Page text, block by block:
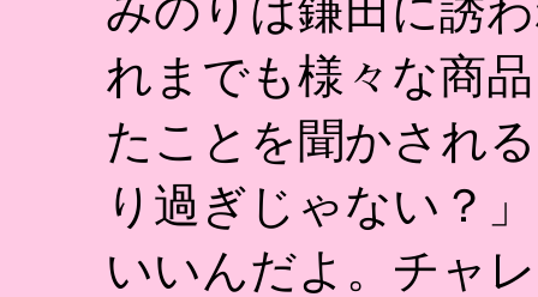
みのりは鎌田に誘
れまでも様々な商
たことを聞かされ
り過ぎじゃない？
いいんだよ。チャ